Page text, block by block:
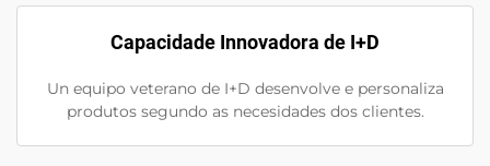
Capacidade Innovadora de I+D
Un equipo veterano de I+D desenvolve e personaliza
produtos segundo as necesidades dos clientes.